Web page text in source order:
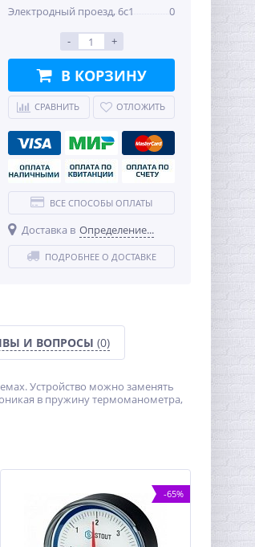
Электродный проезд, 6с1
0
- +
В КОРЗИНУ
СРАВНИТЬ ОТЛОЖИТЬ
ВСЕ СПОСОБЫ ОПЛАТЫ
Доставка в Определение...
ПОДРОБНЕЕ О ДОСТАВКЕ
И ВОПРОСЫ (0)
Устройство можно заменять
в пружину термоманометра,
-65%